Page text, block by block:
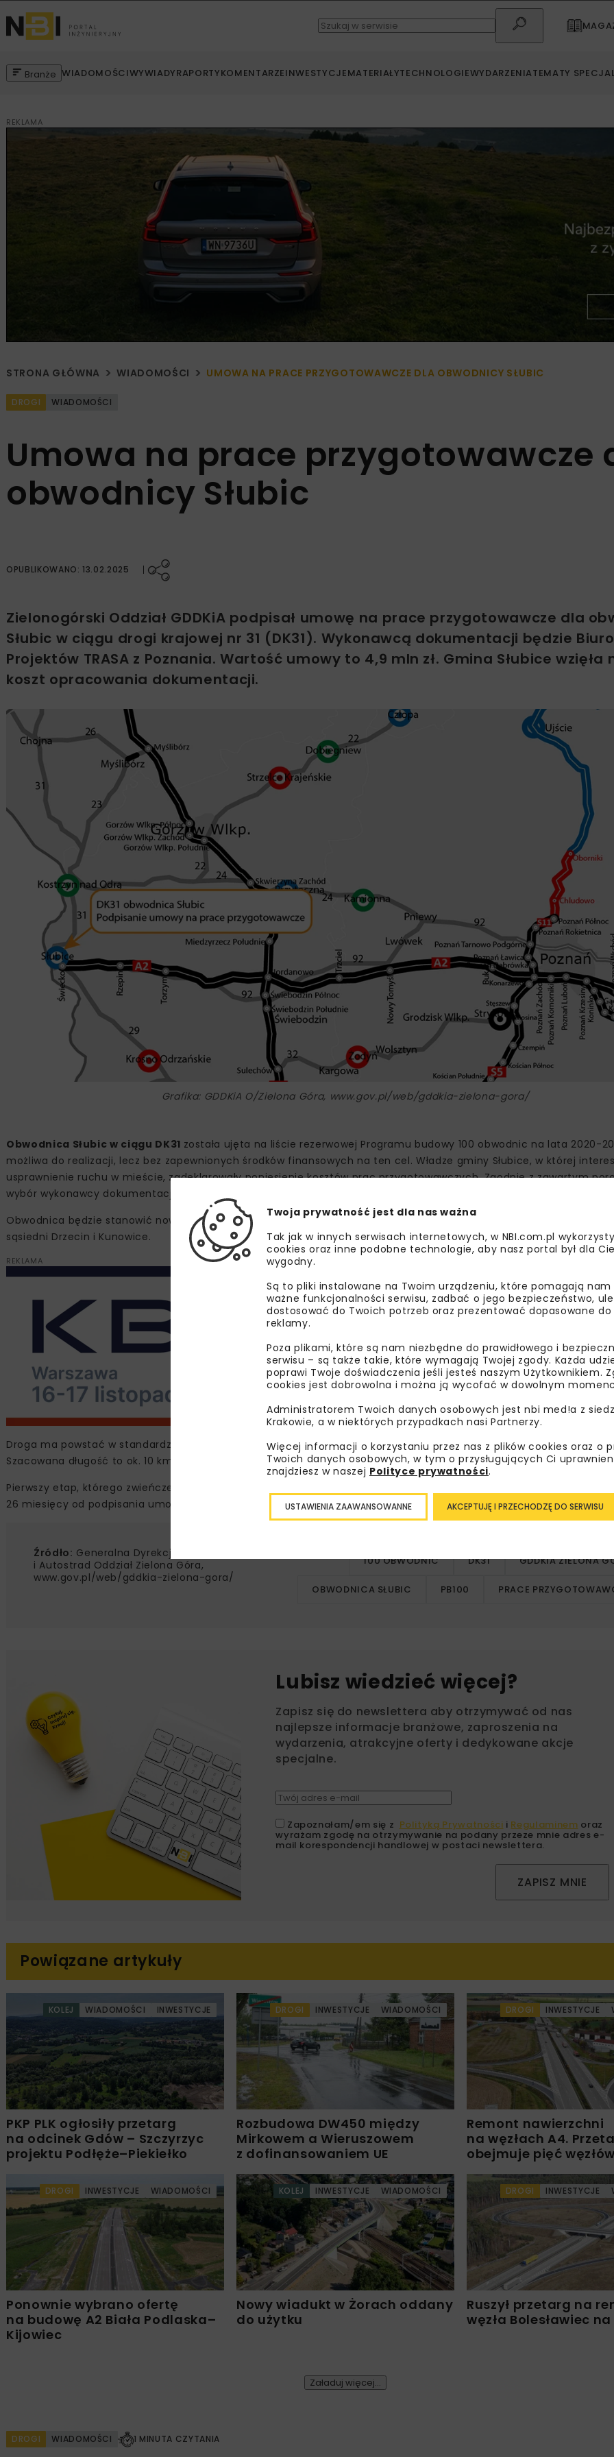
Branże WIADOMOŚCIWYWIADYRAPORTYKOMENTARZEINWESTYCJEMATERIAŁYTECHNOLOGIEWYDARZENIATEMATY
REKLAMA
STRONA GŁÓWNA WIADOMOŚCI UMOWA NA PRACE PRZYGOTOWAWCZE DLA OBWODNICY SŁUBIC
DROGI WIADOMOŚCI
Umowa na prace przygotowawcze
obwodnicy Słubic
OPUBLIKOWANO: 13.02.2025
Zielonogórski Oddział GDDKiA podpisał umowę na prace przygotowawcze dla
Słubic w ciągu drogi krajowej nr 31 (DK31). Wykonawcą dokumentacji będzie Biuro
Projektów TRASA z Poznania. Wartość umowy to 4,9 mln zł. Gmina Słubice wzięła
koszt opracowania dokumentacji.
Grafika: GDDKiA O/Zielona Góra, www.gov.pl/web/gddkia-zielona-gora/
Obwodnica Słubic w ciągu DK31 została ujęta na liście rezerwowej Programu budowy 100 obwodnic na lata 2020-
możliwa do realizacji, lecz bez zapewnionych środków finansowych na ten cel. Władze gminy Słubice, w której
usprawnienie ruchu w mieście, zadeklarowały poniesienie kosztów prac przygotowawczych. Zgodnie z zawartym
wybór wykonawcy dokumentacji, zawarcie umowy oraz nadzór nad jej realizacją leżą po stronie GDDKiA.
Obwodnica będzie stanowić nowy przebieg DK31 i wyprowadzi ruch tranzytowy poza Słubice. W założeniach ma
sąsiedni Drzecin i Kunowice.
REKLAMA
Droga ma powstać w standardzie drogi klasy GP (główna ruchu przyspieszonego), jednojezdniowej o dwóch pasach
Szacowana długość to ok. 10 km.
Pierwszy etap, którego zwieńczeniem będzie złożenie wniosku o wydanie decyzji środowiskowej, ma zostać
26 miesięcy od podpisania umowy.
Źródło: Generalna Dyrekcja Dróg Krajowych
i Autostrad Oddział Zielona Góra,
www.gov.pl/web/gddkia-zielona-gora/
100 OBWODNIC DK31 GDDKIA ZIELONA
OBWODNICA SŁUBIC PB100 PRACE
Lubisz wiedzieć więcej?
Zapisz się do newslettera aby otrzymywać od nas
najlepsze informacje branżowe, zaproszenia na
wydarzenia, atrakcyjne oferty i dedykowane akcje
specjalne.
Zapoznałam/em się z Polityką Prywatności i Regulaminem oraz
wyrażam zgodę na otrzymywanie na podany przeze mnie adres e-
mail korespondencji handlowej w postaci newslettera.
ZAPISZ MNIE
Powiązane artykuły
KOLEJ WIADOMOŚCI INWESTYCJE
PKP PLK ogłosiły przetarg
na odcinek Gdów – Szczyrzyc
projektu Podłęże–Piekiełko
DROGI INWESTYCJE WIADOMOŚCI
Rozbudowa DW450 między
Mirkowem a Wieruszowem
z dofinansowaniem UE
DROGI INWESTYCJE
Remont nawierzchni
na węzłach A4.
obejmuje pięć węzłów
DROGI INWESTYCJE WIADOMOŚCI
Ponownie wybrano ofertę
na budowę A2 Biała Podlaska–
Kijowiec
KOLEJ INWESTYCJE WIADOMOŚCI
Nowy wiadukt w Żorach oddany
do użytku
DROGI INWESTYCJE
Ruszył przetarg na
węzła Bolesławiec na
Załaduj więcej...
DROGI WIADOMOŚCI 1 MINUTA CZYTANIA
Twoja prywatność jest dla nas ważna
Tak jak w innych serwisach internetowych, w NBI.com.pl
cookies oraz inne podobne technologie, aby nasz portal był dla
wygodny.
Są to pliki instalowane na Twoim urządzeniu, które pomagają nam
ważne funkcjonalności serwisu, zadbać o jego bezpieczeństwo,
dostosować do Twoich potrzeb oraz prezentować dopasowane
reklamy.
Poza plikami, które są nam niezbędne do prawidłowego i
serwisu – są także takie, które wymagają Twojej zgody. Każda
poprawi Twoje doświadczenia jeśli jesteś naszym Użytkownikiem.
cookies jest dobrowolna i można ją wycofać w dowolnym
Administratorem Twoich danych osobowych jest nbi med!a z
Krakowie, a w niektórych przypadkach nasi Partnerzy.
Więcej informacji o korzystaniu przez nas z plików cookies oraz o
Twoich danych osobowych, w tym o przysługujących Ci
znajdziesz w naszej Polityce prywatności.
AKCEPTUJĘ I PRZECHODZĘ DO SERWISU
USTAWIENIA ZAAWANSOWANNE